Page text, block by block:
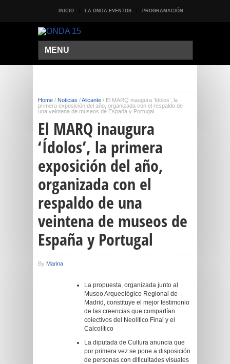
INICIO LA ONDA EVENTOS PROGRAMACIÓN
MENU
Home / Noticias /Alicante / El MARQ inaugura ‘Ídolos’, la
primera exposición del año, organizada con el respaldo de
una veintena de museos de España y Portugal
El MARQ inaugura
‘Ídolos’, la primera
exposición del año,
organizada con el
respaldo de una
veintena de museos de
España y Portugal
By Marina
La propuesta, organizada junto al
Museo Arqueológico Regional de
Madrid, constituye el mejor testimonio
de las creencias que compartían
colectivos del Neolítico Final y el
Calcolítico
La diputada de Cultura anuncia que
por primera vez se pone a disposición
de personas con dificultades visuales